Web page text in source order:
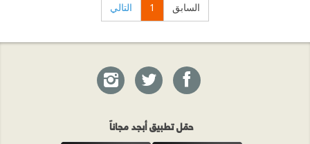
السابق 1 التالي
حمّل تطبيق أبجد مجاناً